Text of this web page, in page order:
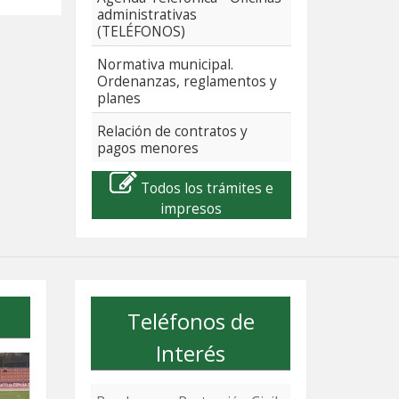
administrativas
(TELÉFONOS)
Normativa municipal.
Ordenanzas, reglamentos y
planes
Relación de contratos y
pagos menores
Todos los trámites e
impresos
Teléfonos de
Interés